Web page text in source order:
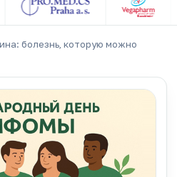
болезнь, которую можно